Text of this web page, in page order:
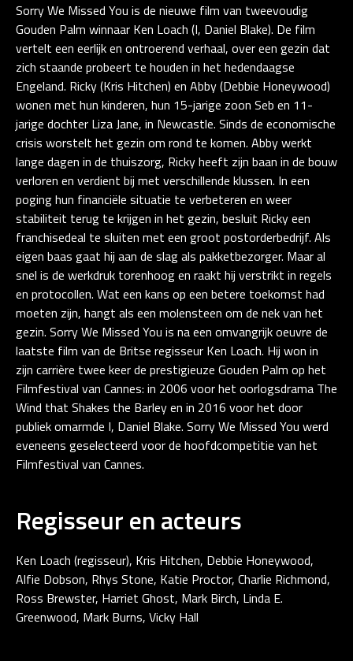
Sorry We Missed You is de nieuwe film van tweevoudig
Gouden Palm winnaar Ken Loach (I, Daniel Blake). De film
vertelt een eerlijk en ontroerend verhaal, over een gezin dat
zich staande probeert te houden in het hedendaagse
Engeland. Ricky (Kris Hitchen) en Abby (Debbie Honeywood)
wonen met hun kinderen, hun 15-jarige zoon Seb en 11-
jarige dochter Liza Jane, in Newcastle. Sinds de economische
crisis worstelt het gezin om rond te komen. Abby werkt
lange dagen in de thuiszorg, Ricky heeft zijn baan in de bouw
verloren en verdient bij met verschillende klussen. In een
poging hun financiële situatie te verbeteren en weer
stabiliteit terug te krijgen in het gezin, besluit Ricky een
franchisedeal te sluiten met een groot postorderbedrijf. Als
eigen baas gaat hij aan de slag als pakketbezorger. Maar al
snel is de werkdruk torenhoog en raakt hij verstrikt in regels
en protocollen. Wat een kans op een betere toekomst had
moeten zijn, hangt als een molensteen om de nek van het
gezin. Sorry We Missed You is na een omvangrijk oeuvre de
laatste film van de Britse regisseur Ken Loach. Hij won in
zijn carrière twee keer de prestigieuze Gouden Palm op het
Filmfestival van Cannes: in 2006 voor het oorlogsdrama The
Wind that Shakes the Barley en in 2016 voor het door
publiek omarmde I, Daniel Blake. Sorry We Missed You werd
eveneens geselecteerd voor de hoofdcompetitie van het
Filmfestival van Cannes.
Regisseur en acteurs
Ken Loach (regisseur), Kris Hitchen, Debbie Honeywood,
Alfie Dobson, Rhys Stone, Katie Proctor, Charlie Richmond,
Ross Brewster, Harriet Ghost, Mark Birch, Linda E.
Greenwood, Mark Burns, Vicky Hall